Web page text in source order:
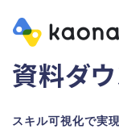
資料ダ
スキル可視化で実